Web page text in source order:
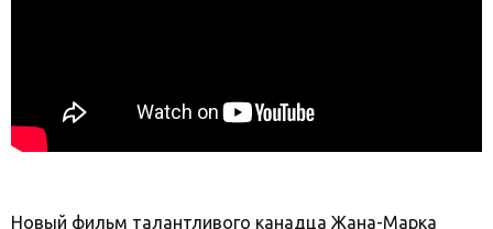
Новый фильм талантливого канадца Жана-Марка